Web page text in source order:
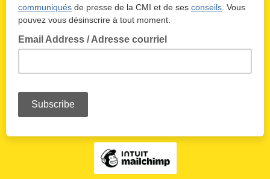
communiqués de presse de la CMI et de ses conseils . Vous
pouvez vous désinscrire à tout moment.
Email Address / Adresse courriel